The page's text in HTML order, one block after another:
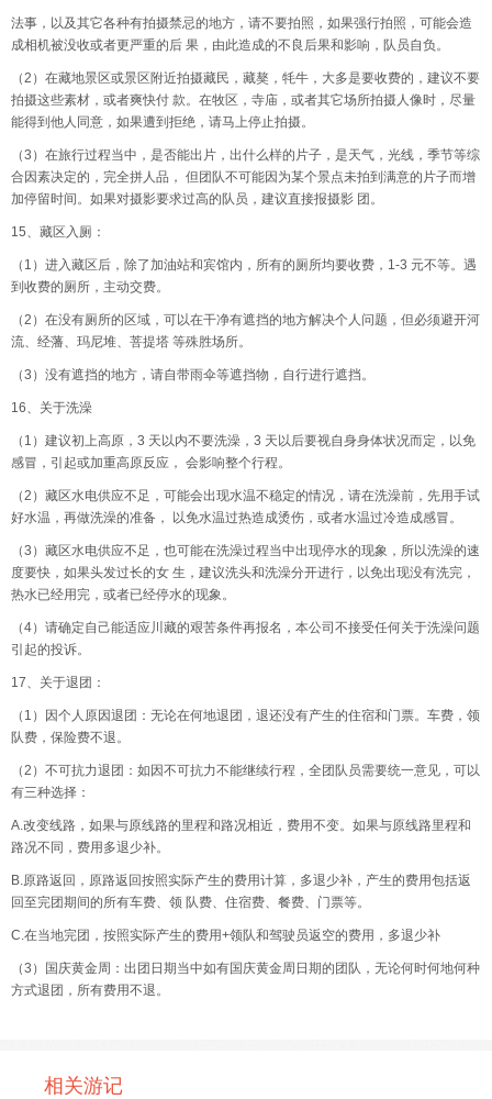
法事，以及其它各种有拍摄禁忌的地方，请不要拍照，如果强行拍照，可能会造
成相机被没收或者更严重的后 果，由此造成的不良后果和影响，队员自负。
（2）在藏地景区或景区附近拍摄藏民，藏獒，牦牛，大多是要收费的，建议不要
拍摄这些素材，或者爽快付 款。在牧区，寺庙，或者其它场所拍摄人像时，尽量
能得到他人同意，如果遭到拒绝，请马上停止拍摄。
（3）在旅行过程当中，是否能出片，出什么样的片子，是天气，光线，季节等综
合因素决定的，完全拼人品， 但团队不可能因为某个景点未拍到满意的片子而增
加停留时间。如果对摄影要求过高的队员，建议直接报摄影 团。
15、藏区入厕：
（1）进入藏区后，除了加油站和宾馆内，所有的厕所均要收费，1-3 元不等。遇
到收费的厕所，主动交费。
（2）在没有厕所的区域，可以在干净有遮挡的地方解决个人问题，但必须避开河
流、经藩、玛尼堆、菩提塔 等殊胜场所。
（3）没有遮挡的地方，请自带雨伞等遮挡物，自行进行遮挡。
16、关于洗澡
（1）建议初上高原，3 天以内不要洗澡，3 天以后要视自身身体状况而定，以免
感冒，引起或加重高原反应， 会影响整个行程。
（2）藏区水电供应不足，可能会出现水温不稳定的情况，请在洗澡前，先用手试
好水温，再做洗澡的准备， 以免水温过热造成烫伤，或者水温过冷造成感冒。
（3）藏区水电供应不足，也可能在洗澡过程当中出现停水的现象，所以洗澡的速
度要快，如果头发过长的女 生，建议洗头和洗澡分开进行，以免出现没有洗完，
热水已经用完，或者已经停水的现象。
（4）请确定自己能适应川藏的艰苦条件再报名，本公司不接受任何关于洗澡问题
引起的投诉。
17、关于退团：
（1）因个人原因退团：无论在何地退团，退还没有产生的住宿和门票。车费，领
队费，保险费不退。
（2）不可抗力退团：如因不可抗力不能继续行程，全团队员需要统一意见，可以
有三种选择：
A.改变线路，如果与原线路的里程和路况相近，费用不变。如果与原线路里程和
路况不同，费用多退少补。
B.原路返回，原路返回按照实际产生的费用计算，多退少补，产生的费用包括返
回至完团期间的所有车费、领 队费、住宿费、餐费、门票等。
C.在当地完团，按照实际产生的费用+领队和驾驶员返空的费用，多退少补
（3）国庆黄金周：出团日期当中如有国庆黄金周日期的团队，无论何时何地何种
方式退团，所有费用不退。
相关游记